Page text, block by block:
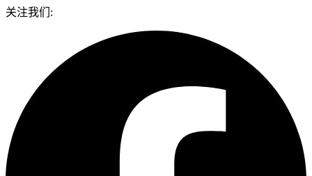
关注我们: